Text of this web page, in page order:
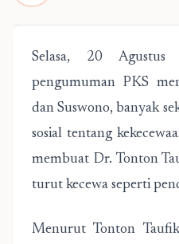
Selasa, 20 Agustus
pengumuman PKS
dan Suswono, banyak
sosial tentang
membuat Dr. Tonton
turut kecewa seperti
Menurut Tonton